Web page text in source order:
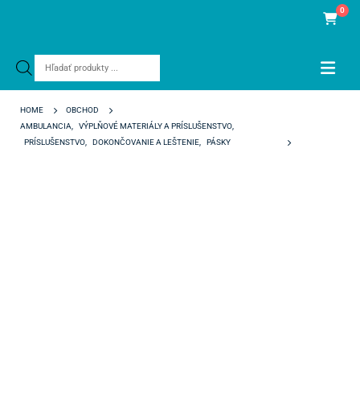
Products
0
HOME
OBCHOD
AMBULANCIA
VÝPLŇOVÉ MATERIÁLY A PRÍSLUŠENSTVO
PRÍSLUŠENSTVO
DOKONČOVANIE A LEŠTENIE
PÁSKY